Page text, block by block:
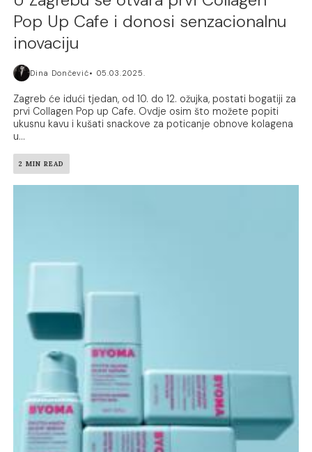
Pop Up Cafe i donosi senzacionalnu
inovaciju
Dina Dončević 05.03.2025.
Zagreb će idući tjedan, od 10. do 12. ožujka, postati bogatiji za
prvi Collagen Pop up Cafe. Ovdje osim što možete popiti
ukusnu kavu i kušati snackove za poticanje obnove kolagena
u...
2 MIN READ